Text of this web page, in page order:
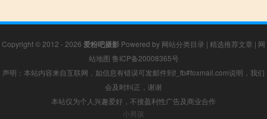
Copyright © 2012 - 2026 爱粉吧摄影 Powered by 网站分类目录 | 精选推荐文章 | 网
站地图 鲁ICP备20008365号
声明：本站内容来自互联网，如信息有错误可发邮件到f_fb#foxmail.com说明，我们
会及时纠正，谢谢
本站仅为个人兴趣爱好，不接盈利性广告及商业合作
小男孩